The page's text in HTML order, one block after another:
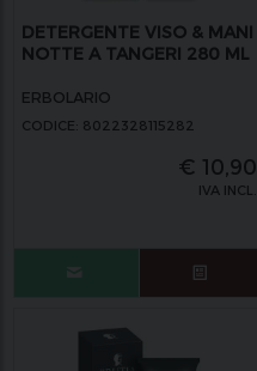
DETERGENTE VISO & MANI
NOTTE A TANGERI 280 ML
ERBOLARIO
CODICE: 8022328115282
€ 10,90
IVA INCL.